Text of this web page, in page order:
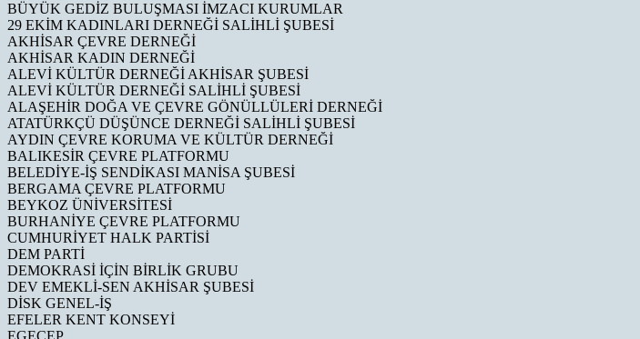
BÜYÜK GEDİZ BULUŞMASI İMZACI KURUMLAR
29 EKİM KADINLARI DERNEĞİ SALİHLİ ŞUBESİ
AKHİSAR ÇEVRE DERNEĞİ
AKHİSAR KADIN DERNEĞİ
ALEVİ KÜLTÜR DERNEĞİ AKHİSAR ŞUBESİ
ALEVİ KÜLTÜR DERNEĞİ SALİHLİ ŞUBESİ
ALAŞEHİR DOĞA VE ÇEVRE GÖNÜLLÜLERİ DERNEĞİ
ATATÜRKÇÜ DÜŞÜNCE DERNEĞİ SALİHLİ ŞUBESİ
AYDIN ÇEVRE KORUMA VE KÜLTÜR DERNEĞİ
BALIKESİR ÇEVRE PLATFORMU
BELEDİYE-İŞ SENDİKASI MANİSA ŞUBESİ
BERGAMA ÇEVRE PLATFORMU
BEYKOZ ÜNİVERSİTESİ
BURHANİYE ÇEVRE PLATFORMU
CUMHURİYET HALK PARTİSİ
DEM PARTİ
DEMOKRASİ İÇİN BİRLİK GRUBU
DEV EMEKLİ-SEN AKHİSAR ŞUBESİ
DİSK GENEL-İŞ
EFELER KENT KONSEYİ